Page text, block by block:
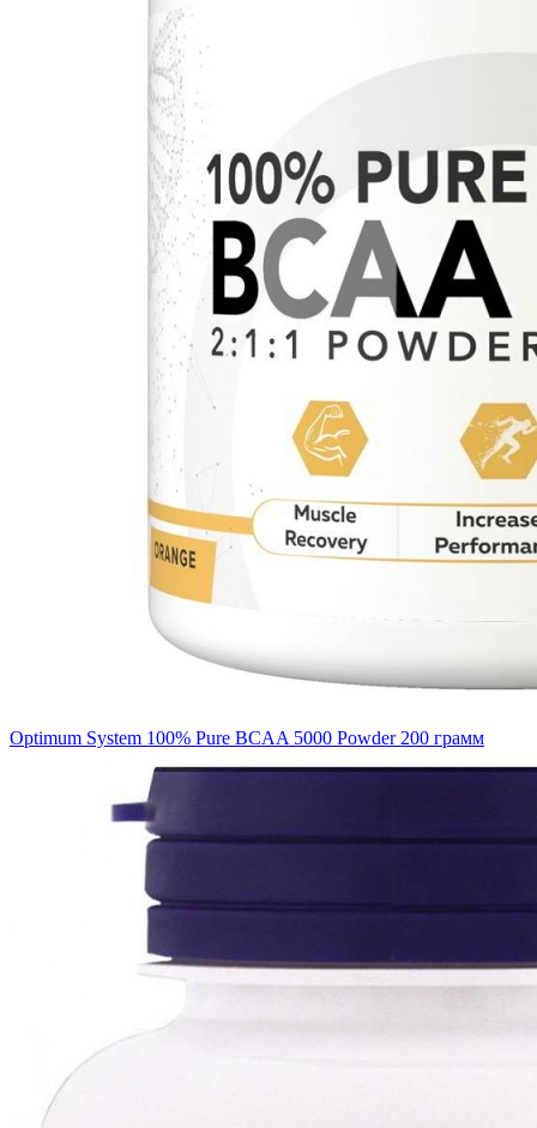
Optimum System 100% Pure BCAA 5000 Powder 200 грамм